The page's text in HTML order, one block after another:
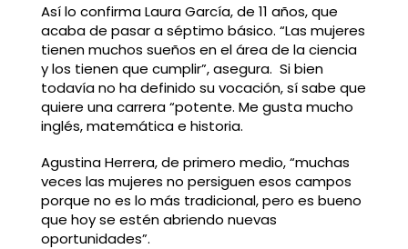
Así lo confirma Laura García, de 11 años, que
acaba de pasar a séptimo básico. “Las mujeres
tienen muchos sueños en el área de la ciencia
y los tienen que cumplir”, asegura. Si bien
todavía no ha definido su vocación, sí sabe que
quiere una carrera “potente. Me gusta mucho
inglés, matemática e historia.
Agustina Herrera, de primero medio, “muchas
veces las mujeres no persiguen esos campos
porque no es lo más tradicional, pero es bueno
que hoy se estén abriendo nuevas
oportunidades”.